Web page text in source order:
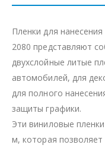
Пленки для
2080 представляют
двухслойные литые
автомобилей, для
для полного
защиты графики.
Эти виниловые
м, которая